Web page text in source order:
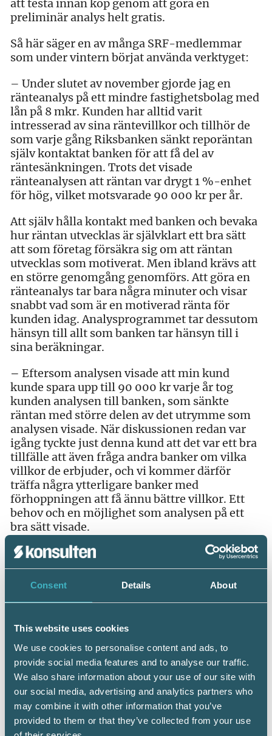
Consent Details About
This website uses cookies
We use cookies to personalise content and ads, to
provide social media features and to analyse our traffic.
We also share information about your use of our site with
our social media, advertising and analytics partners who
may combine it with other information that you’ve
provided to them or that they’ve collected from your use
att testa innan köp genom att göra en
preliminär analys helt gratis.
Så här säger en av många SRF-medlemmar
som under vintern börjat använda verktyget:
– Under slutet av november gjorde jag en
ränteanalys på ett mindre fastighetsbolag med
lån på 8 mkr. Kunden har alltid varit
intresserad av sina räntevillkor och tillhör de
som varje gång Riksbanken sänkt reporäntan
själv kontaktat banken för att få del av
räntesänkningen. Trots det visade
ränteanalysen att räntan var drygt 1 %-enhet
för hög, vilket motsvarade 90 000 kr per år.
Att själv hålla kontakt med banken och bevaka
hur räntan utvecklas är självklart ett bra sätt
att som företag försäkra sig om att räntan
utvecklas som motiverat. Men ibland krävs att
en större genomgång genomförs. Att göra en
ränteanalys tar bara några minuter och visar
snabbt vad som är en motiverad ränta för
kunden idag. Analysprogrammet tar dessutom
hänsyn till allt som banken tar hänsyn till i
sina beräkningar.
– Eftersom analysen visade att min kund
kunde spara upp till 90 000 kr varje år tog
kunden analysen till banken, som sänkte
räntan med större delen av det utrymme som
analysen visade. När diskussionen redan var
igång tyckte just denna kund att det var ett bra
tillfälle att även fråga andra banker om vilka
villkor de erbjuder, och vi kommer därför
träffa några ytterligare banker med
förhoppningen att få ännu bättre villkor. Ett
behov och en möjlighet som analysen på ett
bra sätt visade.
Under vintern och våren när du med största
sannolikhet sitter med bokslut och
engagemangsbesked framför dig, investera ett
sannolikt att uppskattas av dina kunder!
Som medlem hittar du SRF Ränteanalys på
Mina sidor under menyn medlemssidor.Klicka
här för att logga in >>